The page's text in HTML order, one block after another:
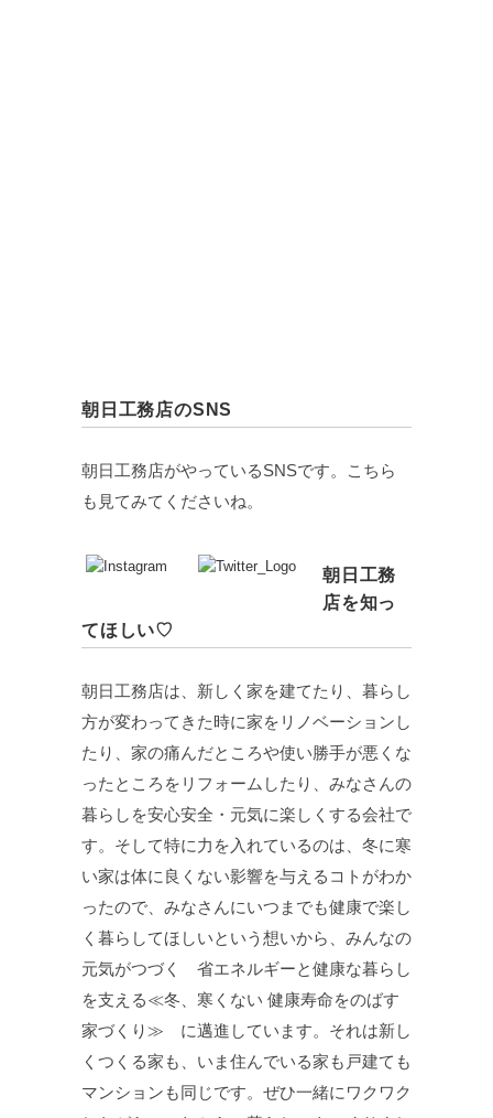
朝日工務店のSNS
朝日工務店がやっているSNSです。こちら
も見てみてくださいね。
朝日工務
店を知っ
てほしい♡
朝日工務店は、新しく家を建てたり、暮らし
方が変わってきた時に家をリノベーションし
たり、家の痛んだところや使い勝手が悪くな
ったところをリフォームしたり、みなさんの
暮らしを安心安全・元気に楽しくする会社で
す。そして特に力を入れているのは、冬に寒
い家は体に良くない影響を与えるコトがわか
ったので、みなさんにいつまでも健康で楽し
く暮らしてほしいという想いから、みんなの
元気がつづく 省エネルギーと健康な暮らし
を支える≪冬、寒くない 健康寿命をのばす
家づくり≫ に邁進しています。それは新し
くつくる家も、いま住んでいる家も戸建ても
マンションも同じです。ぜひ一緒にワクワク